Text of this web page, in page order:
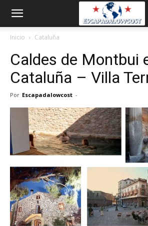
Inicio Cataluña
Caldes de Montbui
Cataluña – Villa
Por Escapadalowcost -